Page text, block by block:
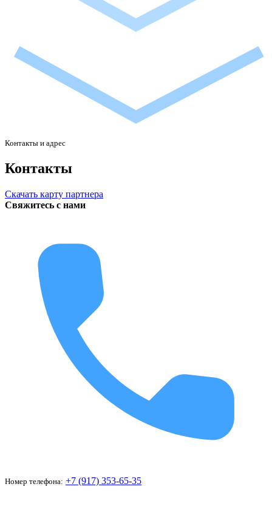
Контакты и адрес
Контакты
Скачать карту партнера
Свяжитесь с нами
Номер телефона: +7 (917) 353-65-35